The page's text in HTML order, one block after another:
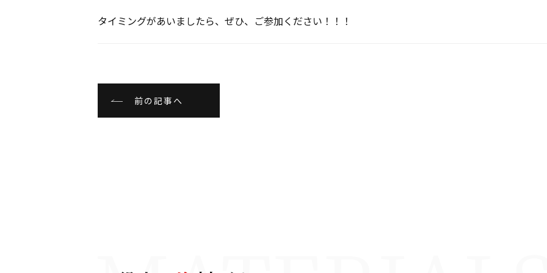
タイミングがあいましたら、ぜひ、ご参加ください！！！
前の記事へ